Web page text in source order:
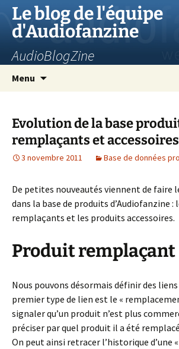
Aller
contenu
Le blog de l'équipe
d'Audiofanzine
AudioBlogZine
Menu
Evolution de la base
remplaçants et accessoires
3 novembre 2011 Base de données
De petites nouveautés viennent de faire
dans la base de produits d’Audiofanzine :
remplaçants et les produits accessoires.
Produit remplaçant
Nous pouvons désormais définir des
premier type de lien est le «
signaler qu’un produit n’est plus
préciser par quel produit il a été
On peut ainsi retracer l’historique d’une